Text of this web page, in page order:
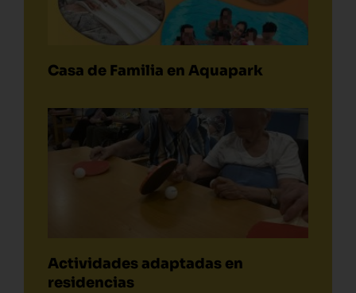
Casa de Familia en Aquapark
Actividades adaptadas en
residencias